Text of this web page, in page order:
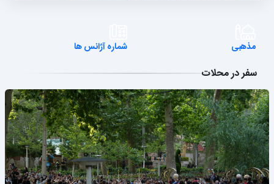
شماره آژانس ها شکایت به سازمان تاکسی رانی
سفر در محلات